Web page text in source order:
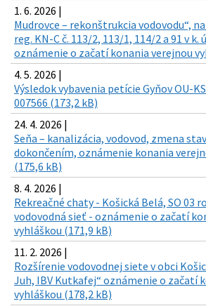
1. 6. 2026 |
Mudrovce – rekonštrukcia vodovodu“,
reg. KN-C č. 113/2, 113/1, 114/2 a 91 v k.
oznámenie o začatí konania verejnou
4. 5. 2026 |
Výsledok vybavenia petície Gyňov OU-
007566 (173,2 kB)
24. 4. 2026 |
Seňa – kanalizácia, vodovod, zmena
dokončením, oznámenie konania
(175,6 kB)
8. 4. 2026 |
Rekreačné chaty - Košická Belá, SO 03
vodovodná sieť - oznámenie o začatí
vyhláškou (171,9 kB)
11. 2. 2026 |
Rozšírenie vodovodnej siete v obci
Juh, IBV Kutkafej“ oznámenie o začatí
vyhláškou (178,2 kB)